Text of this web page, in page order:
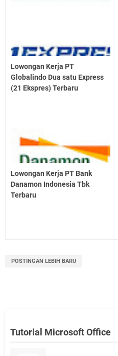
Lowongan Kerja PT
Globalindo Dua satu Express
(21 Ekspres) Terbaru
Lowongan Kerja PT Bank
Danamon Indonesia Tbk
Terbaru
POSTINGAN LEBIH BARU
Tutorial Microsoft Office